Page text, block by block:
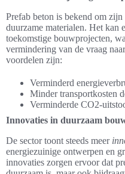
Prefab beton is bekend om zijn
duurzame materialen. Het kan
toekomstige bouwprojecten,
vermindering van de vraag
voordelen zijn:
Verminderd
Minder transportkosten
Verminderde CO2-
Innovaties in duurzaam
De sector toont steeds meer
energiezuinige ontwerpen en
innovaties zorgen ervoor dat